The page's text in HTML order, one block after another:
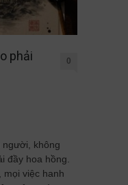
phải
0
người, không
đầy hoa hồng.
mọi việc hanh